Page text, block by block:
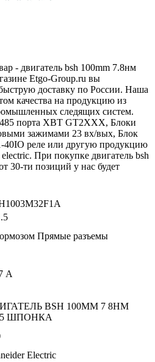
- двигатель bsh 100mm 7.8нм
Etgo-Group.ru вы
доставку по России. Наша
качества на продукцию из
следящих систем.
порта XBT GT2XXX, Блоки
зажимами 23 вх/вых, Блок
40IO реле или другую продукцию
При покупке двигатель bsh
30-ти позиций у нас будет
Прямые разъемы
А
BSH 100MM 7 8НМ
ШПОНКА
Electric